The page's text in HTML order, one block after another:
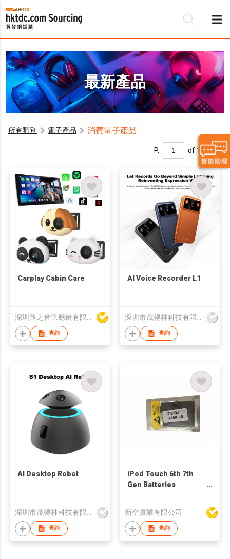
最新產品
所有類別 電子產品 消費電子產品
P. of 1
Carplay Cabin Care
查詢
AI Voice Recorder L1
查詢
AI Desktop Robot
查詢
iPod Touch 6th 7th
Gen Batteries
新空實業有限公司
查詢